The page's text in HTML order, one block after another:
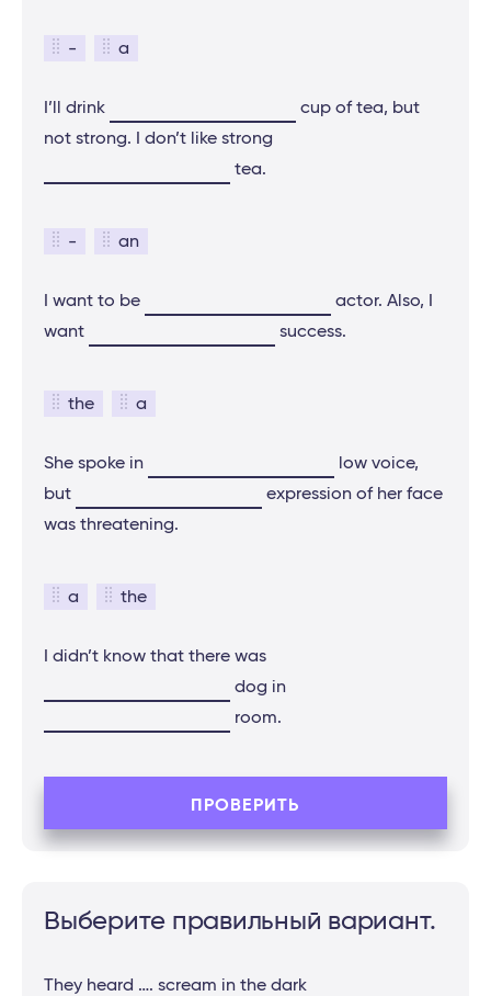
- a
I’ll drink
cup of tea, but
not strong. I don’t like strong
tea.
- an
I want to be
actor. Also, I
want
success.
the a
She spoke in
low voice,
but
expression of her face
was threatening.
a the
I didn’t know that there was
dog in
room.
ПРОВЕРИТЬ
Выберите правильный вариант.
They heard …. scream in the dark